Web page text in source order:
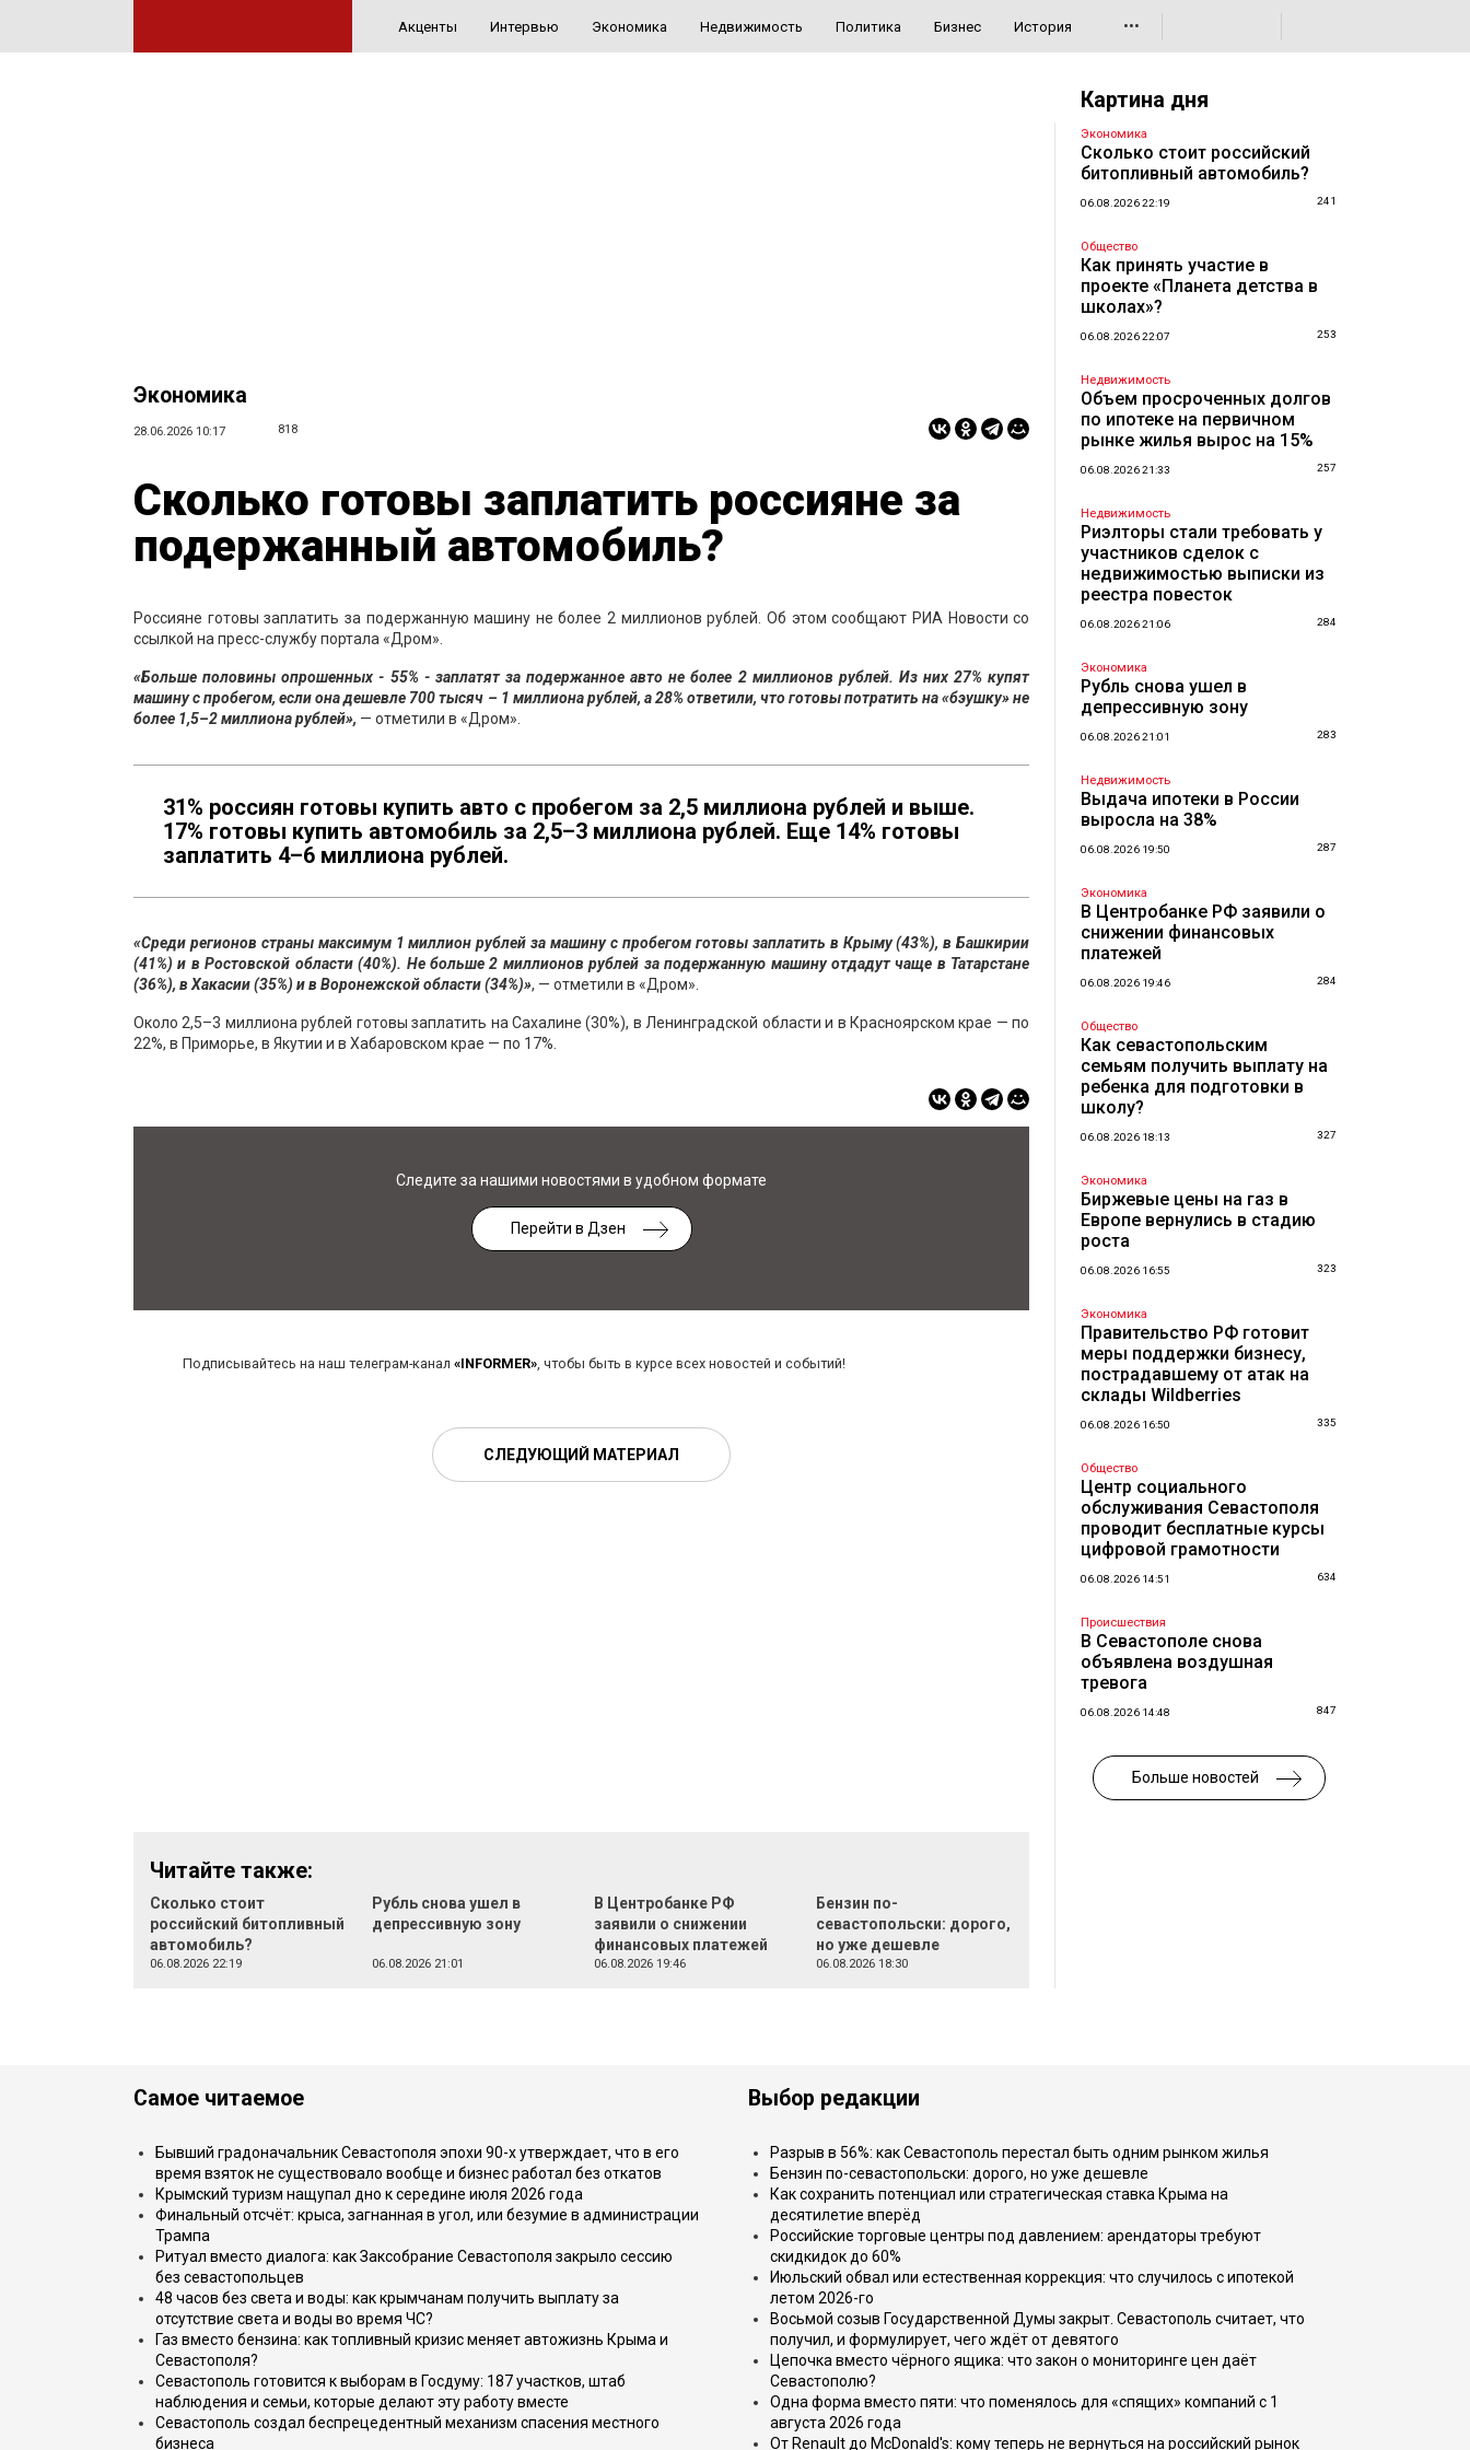
Акценты Интервью Экономика Недвижимость Политика Бизнес История •••
Экономика
28.06.2026 10:17 818
Сколько готовы заплатить россияне за
подержанный автомобиль?
Россияне готовы заплатить за подержанную машину не более 2 миллионов рублей. Об этом сообщают РИА Новости со
ссылкой на пресс-службу портала «Дром».
«Больше половины опрошенных - 55% - заплатят за подержанное авто не более 2 миллионов рублей. Из них 27% купят
машину с пробегом, если она дешевле 700 тысяч – 1 миллиона рублей, а 28% ответили, что готовы потратить на «бэушку» не
более 1,5–2 миллиона рублей», — отметили в «Дром».
31% россиян готовы купить авто с пробегом за 2,5 миллиона рублей и выше.
17% готовы купить автомобиль за 2,5–3 миллиона рублей. Еще 14% готовы
заплатить 4–6 миллиона рублей.
«Среди регионов страны максимум 1 миллион рублей за машину с пробегом готовы заплатить в Крыму (43%), в Башкирии
(41%) и в Ростовской области (40%). Не больше 2 миллионов рублей за подержанную машину отдадут чаще в Татарстане
(36%), в Хакасии (35%) и в Воронежской области (34%)», — отметили в «Дром».
Около 2,5–3 миллиона рублей готовы заплатить на Сахалине (30%), в Ленинградской области и в Красноярском крае — по
22%, в Приморье, в Якутии и в Хабаровском крае — по 17%.
Следите за нашими новостями в удобном формате
Перейти в Дзен
Подписывайтесь на наш телеграм-канал «INFORMER», чтобы быть в курсе всех новостей и событий!
СЛЕДУЮЩИЙ МАТЕРИАЛ
Читайте также:
Сколько стоит
российский битопливный
автомобиль?
06.08.2026 22:19
Рубль снова ушел в
депрессивную зону
06.08.2026 21:01
В Центробанке РФ
заявили о снижении
финансовых платежей
06.08.2026 19:46
Бензин по-
севастопольски: дорого,
но уже дешевле
06.08.2026 18:30
Картина дня
Экономика
Сколько стоит российский
битопливный автомобиль?
06.08.2026 22:19 241
Общество
Как принять участие в
проекте «Планета детства в
школах»?
06.08.2026 22:07 253
Недвижимость
Объем просроченных долгов
по ипотеке на первичном
рынке жилья вырос на 15%
06.08.2026 21:33 257
Недвижимость
Риэлторы стали требовать у
участников сделок с
недвижимостью выписки из
реестра повесток
06.08.2026 21:06 284
Экономика
Рубль снова ушел в
депрессивную зону
06.08.2026 21:01 283
Недвижимость
Выдача ипотеки в России
выросла на 38%
06.08.2026 19:50 287
Экономика
В Центробанке РФ заявили о
снижении финансовых
платежей
06.08.2026 19:46 284
Общество
Как севастопольским
семьям получить выплату на
ребенка для подготовки в
школу?
06.08.2026 18:13 327
Экономика
Биржевые цены на газ в
Европе вернулись в стадию
роста
06.08.2026 16:55 323
Экономика
Правительство РФ готовит
меры поддержки бизнесу,
пострадавшему от атак на
склады Wildberries
06.08.2026 16:50 335
Общество
Центр социального
обслуживания Севастополя
проводит бесплатные курсы
цифровой грамотности
06.08.2026 14:51 634
Происшествия
В Севастополе снова
объявлена воздушная
тревога
06.08.2026 14:48 847
Больше новостей
Самое читаемое
Бывший градоначальник Севастополя эпохи 90-х утверждает, что в его
время взяток не существовало вообще и бизнес работал без откатов
Крымский туризм нащупал дно к середине июля 2026 года
Финальный отсчёт: крыса, загнанная в угол, или безумие в администрации
Трампа
Ритуал вместо диалога: как Заксобрание Севастополя закрыло сессию
без севастопольцев
48 часов без света и воды: как крымчанам получить выплату за
отсутствие света и воды во время ЧС?
Газ вместо бензина: как топливный кризис меняет автожизнь Крыма и
Севастополя?
Севастополь готовится к выборам в Госдуму: 187 участков, штаб
наблюдения и семьи, которые делают эту работу вместе
Севастополь создал беспрецедентный механизм спасения местного
бизнеса
Выбор редакции
Разрыв в 56%: как Севастополь перестал быть одним рынком жилья
Бензин по-севастопольски: дорого, но уже дешевле
Как сохранить потенциал или стратегическая ставка Крыма на
десятилетие вперёд
Российские торговые центры под давлением: арендаторы требуют
скидкидок до 60%
Июльский обвал или естественная коррекция: что случилось с ипотекой
летом 2026-го
Восьмой созыв Государственной Думы закрыт. Севастополь считает, что
получил, и формулирует, чего ждёт от девятого
Цепочка вместо чёрного ящика: что закон о мониторинге цен даёт
Севастополю?
Одна форма вместо пяти: что поменялось для «спящих» компаний с 1
августа 2026 года
От Renault до McDonald's: кому теперь не вернуться на российский рынок